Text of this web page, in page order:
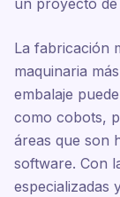
un proyecto de
La fabricación
maquinaria
embalaje
como cobots,
áreas que son
software. Con
especializadas